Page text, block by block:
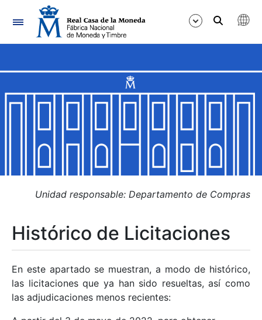
Navegación
Mostrar/Ocultar
Mostrar/Ocultar
Mostrar/Ocultar
Mostrar/Ocultar
Mostrar/Ocultar
Unidad responsable: Departamento de Compras
Histórico de Licitaciones
En este apartado se muestran, a modo de histórico,
las licitaciones que ya han sido resueltas, así como
las adjudicaciones menos recientes: